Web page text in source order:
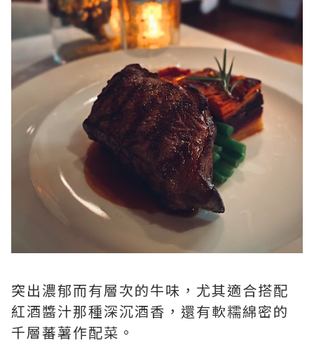
突出濃郁而有層次的牛味，尤其適合搭配
紅酒醬汁那種深沉酒香，還有軟糯綿密的
千層蕃薯作配菜。